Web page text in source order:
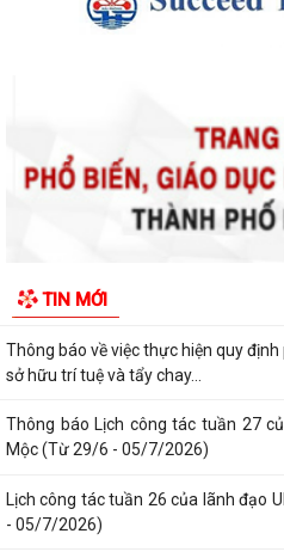
TIN MỚI
Thông báo kết quả Kỳ họp thứ 4
HĐND phường khoá II, nhiệm kỳ 2026...
Thông báo Lịch công tác tuần 31
Mộc (Từ 27/7 - 02/8/2026)
để lừa đảo chiếm đoạt tài sản...
Thông báo lịch công tác tuần 30
Mộc (Từ 20/7 - 26/7/2026)
Thông báo về việc niêm yết công
tượng bảo trợ xã hội trên địa...
Thông báo về việc thực hiện quy
sở hữu trí tuệ và tẩy chay...